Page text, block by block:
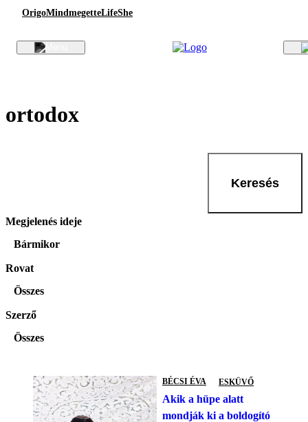
OrigoMindmegetteLifeShe
ortodox
Keresés
Megjelenés ideje
Bármikor
Rovat
Összes
Szerző
Összes
BÉCSI ÉVA ESKÜVŐ
Akik a hüpe alatt
mondják ki a boldogító